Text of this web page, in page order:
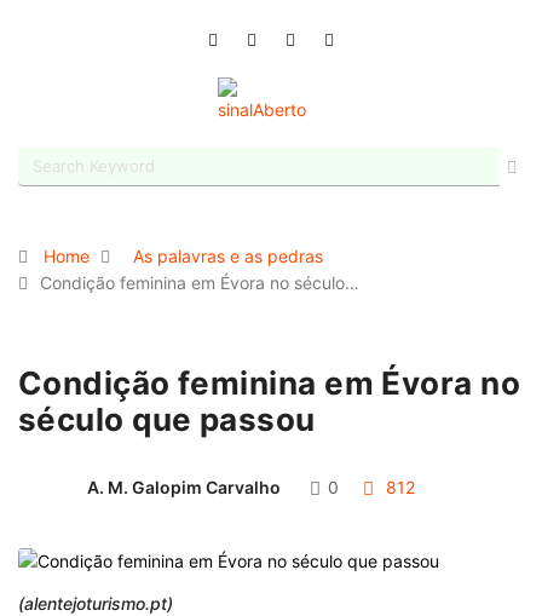
Home
As palavras e as pedras
Condição feminina em Évora no século…
Condição feminina em Évora no
século que passou
A. M. Galopim Carvalho 0 812
(alentejoturismo.pt)